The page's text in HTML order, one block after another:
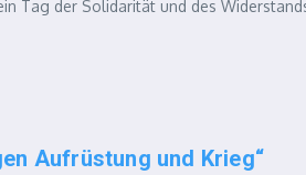
Tag der Solidarität und des
Aufrüstung und Krieg“